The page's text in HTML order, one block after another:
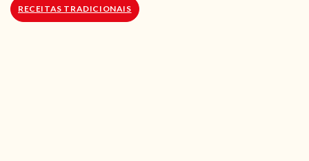
RECEITAS TRADICIONAIS